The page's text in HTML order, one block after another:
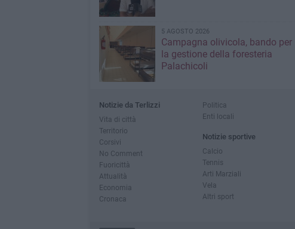
5 AGOSTO 2026
Campagna olivicola, bando per
la gestione della foresteria
Palachicoli
Notizie da Terlizzi
Vita di città
Territorio
Corsivi
No Comment
Fuoricittà
Attualità
Economia
Cronaca
Politica
Enti locali
Notizie sportive
Calcio
Tennis
Arti Marziali
Vela
Altri sport